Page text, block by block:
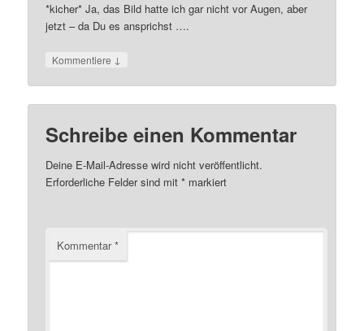
*kicher* Ja, das Bild hatte ich gar nicht vor Augen, aber
jetzt – da Du es ansprichst ….
Kommentiere ↓
Schreibe einen Kommentar
Deine E-Mail-Adresse wird nicht veröffentlicht.
Erforderliche Felder sind mit* markiert
Kommentar*